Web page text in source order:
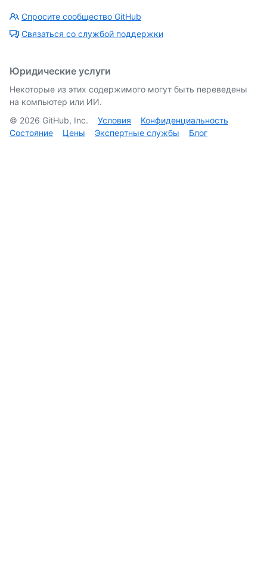
Спросите сообщество GitHub
Связаться со службой поддержки
Юридические услуги
Некоторые из этих содержимого могут быть переведены
на компьютер или ИИ.
© 2026 GitHub, Inc. Условия
Конфиденциальность
Состояние
Цены Экспертные службы Блог